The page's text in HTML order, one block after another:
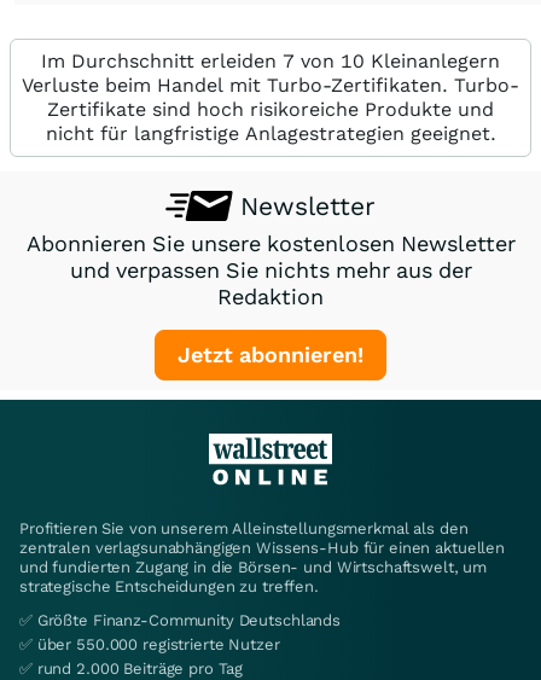
Im Durchschnitt erleiden 7 von 10 Kleinanlegern
Verluste beim Handel mit Turbo-Zertifikaten. Turbo-
Zertifikate sind hoch risikoreiche Produkte und
nicht für langfristige Anlagestrategien geeignet.
Newsletter
Abonnieren Sie unsere kostenlosen Newsletter
und verpassen Sie nichts mehr aus der
Redaktion
Jetzt abonnieren!
Profitieren Sie von unserem Alleinstellungsmerkmal als den
zentralen verlagsunabhängigen Wissens-Hub für einen aktuellen
und fundierten Zugang in die Börsen- und Wirtschaftswelt, um
strategische Entscheidungen zu treffen.
✅ Größte Finanz-Community Deutschlands
✅ über 550.000 registrierte Nutzer
✅ rund 2.000 Beiträge pro Tag